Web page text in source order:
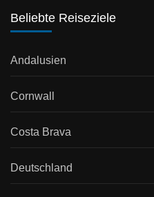
Beliebte Reiseziele
Andalusien
Cornwall
Costa Brava
Deutschland